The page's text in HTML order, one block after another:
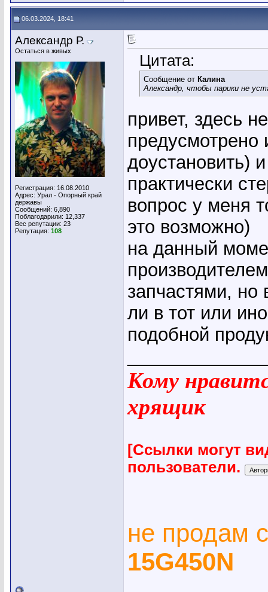
06.03.2024, 18:41
Александр Р.
Остаться в живых
Регистрация: 16.08.2010
Адрес: Урал - Опорный край
державы
Сообщений: 6,890
Поблагодарили: 12,337
Вес репутации: 23
Репутация: 108
Цитата:
Сообщение от Калина
Александр, чтобы парики не
привет, здесь
предусмотрено
доустановить)
практически
вопрос у меня
это возможно)
на данный
запчастями, но
ли в тот или
подобной
Кому
хрящик
[Ссылки могут
пользователи.
не продам
15G450N